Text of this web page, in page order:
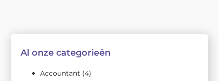
Al onze categorieën
Accountant (4)